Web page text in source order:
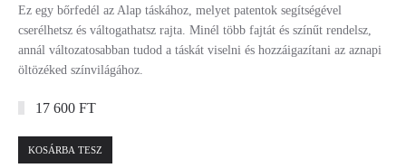
Ez egy bőrfedél az Alap táskához, melyet patentok segítségével
cserélhetsz és váltogathatsz rajta. Minél több fajtát és színűt rendelsz,
annál változatosabban tudod a táskát viselni és hozzáigazítani az aznapi
öltözéked színvilágához.
17 600 FT
KOSÁRBA TESZ